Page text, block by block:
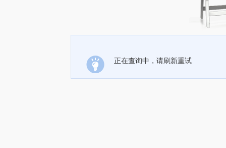
正在查询中，请刷新重试